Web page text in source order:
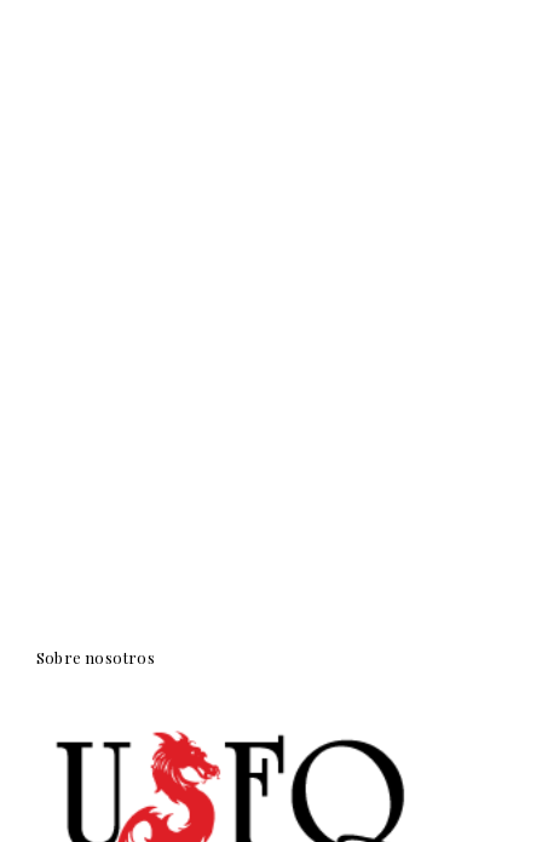
Sobre nosotros